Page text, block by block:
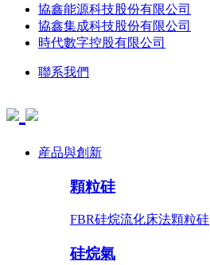
協鑫能源科技股份有限公司
協鑫集成科技股份有限公司
時代數字控股有限公司
聯系我們
産品與創新
顆粒硅
FBR硅烷流化床法顆粒硅
硅烷氣